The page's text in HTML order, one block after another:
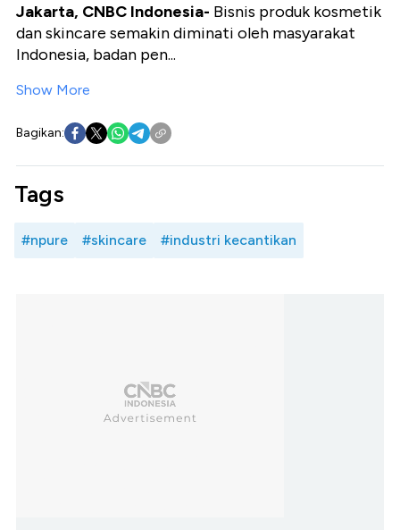
Jakarta, CNBC Indonesia- Bisnis produk kosmetik
dan skincare semakin diminati oleh masyarakat
Indonesia, badan pen...
Show More
Bagikan:
Tags
#npure #skincare #industri kecantikan